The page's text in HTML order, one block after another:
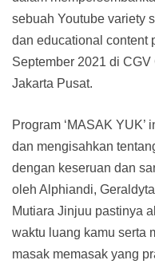
sebuah Youtube variety
dan educational content
September 2021 di
Jakarta Pusat.
Program ‘MASAK
dan mengisahkan
dengan keseruan dan
oleh Alphiandi,
Mutiara Jinjuu pastinya
waktu luang kamu serta
masak memasak yang